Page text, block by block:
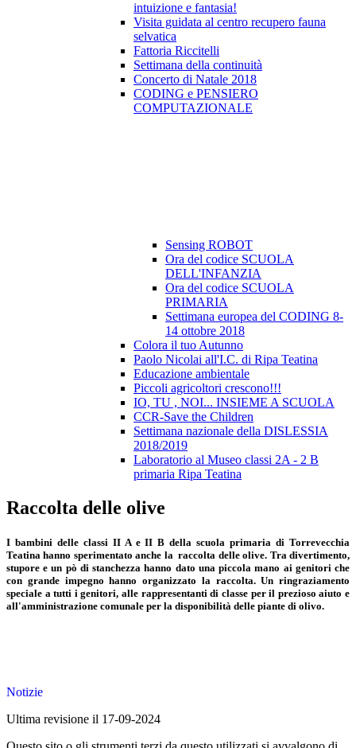
intuizione e fantasia!
Visita guidata al centro recupero fauna
selvatica
Fattoria Riccitelli
Settimana della continuità
Concerto di Natale 2018
CODING e PENSIERO
COMPUTAZIONALE
Sensing ROBOT
Ora del codice SCUOLA
DELL'INFANZIA
Ora del codice SCUOLA
PRIMARIA
Settimana europea del CODING 8-
14 ottobre 2018
Colora il tuo Autunno
Paolo Nicolai all'I.C. di Ripa Teatina
Educazione ambientale
Piccoli agricoltori crescono!!!
IO, TU , NOI... INSIEME A SCUOLA
CCR-Save the Children
Settimana nazionale della DISLESSIA
2018/2019
Laboratorio al Museo classi 2A - 2 B
primaria Ripa Teatina
Raccolta delle olive
I bambini delle classi II A e II B della scuola primaria di Torrevecchia
Teatina hanno sperimentato anche la raccolta delle olive. Tra divertimento,
stupore e un pò di stanchezza hanno dato una piccola mano ai genitori che
con grande impegno hanno organizzato la raccolta. Un ringraziamento
speciale a tutti i genitori, alle rappresentanti di classe per il prezioso aiuto e
all'amministrazione comunale per la disponibilità delle piante di olivo.
Notizie
Ultima revisione il 17-09-2024